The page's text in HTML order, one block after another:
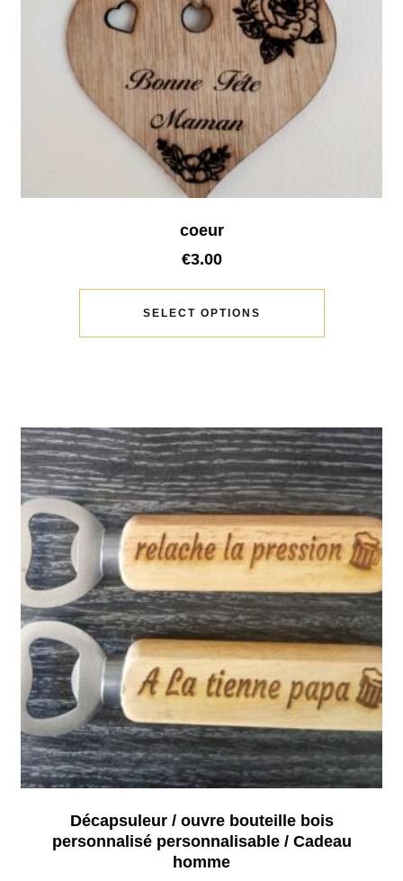
coeur
€3.00
SELECT OPTIONS
Décapsuleur / ouvre bouteille bois
personnalisé personnalisable / Cadeau
homme